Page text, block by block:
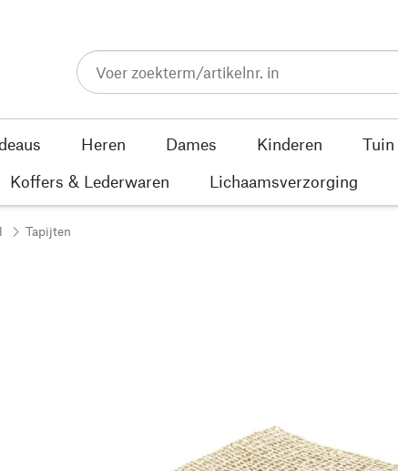
Heren Dames Kinderen Tuin
Koffers & Lederwaren
Lichaamsverzorging
Tapijten